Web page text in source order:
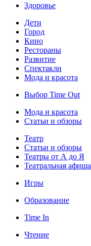
Здоровье
Дети
Город
Кино
Рестораны
Развитие
Спектакли
Мода и красота
Выбор Time Out
Мода и красота
Статьи и обзоры
Театр
Статьи и обзоры
Театры от А до Я
Театральная афиша
Игры
Образование
Time In
Чтение